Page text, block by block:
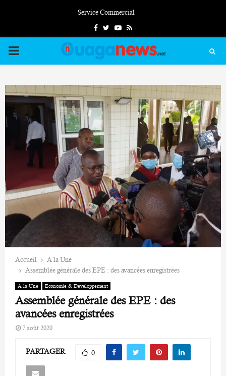
Service Commercial
FacebookTwitterYoutube
Rss
PRIMARY
Accueil
A la Une
Assemblée générale des EPE : des avancées enregistrées
A la Une Economie & Développement
Assemblée générale des EPE : des
avancées enregistrées
7 août 2020
PARTAGER 0